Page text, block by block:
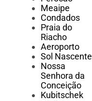
Meaipe
Condados
Praia do
Riacho
Aeroporto
Sol Nascente
Nossa
Senhora da
Conceição
Kubitschek